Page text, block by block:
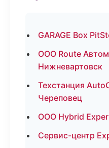
GARAGE Box
ООО Route
Нижневартовск
Техстанция
Череповец
ООО Hybrid
Сервис-центр